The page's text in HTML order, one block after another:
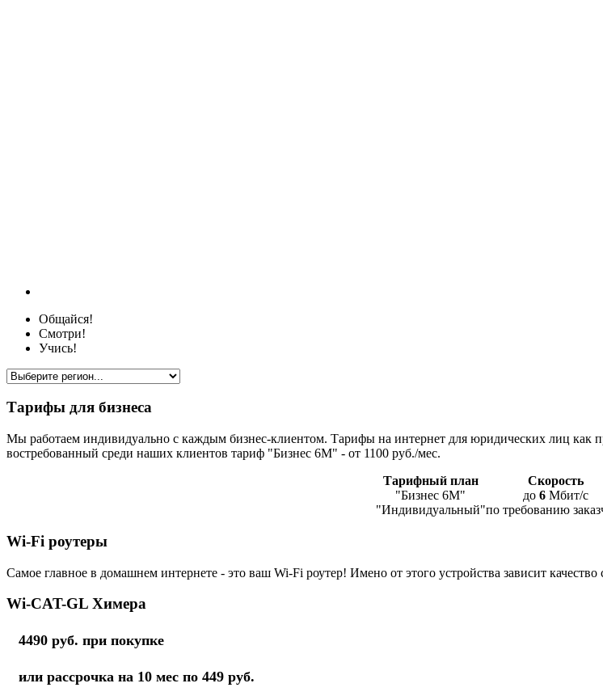
Общайся!
Смотри!
Учись!
Тарифы для бизнеса
Мы работаем индивидуально с каждым бизнес-клиентом. Тарифы на интернет для юридических лиц
востребованный среди наших клиентов тариф "Бизнес 6М" - от 1100 руб./мес.
Тарифный план
Скорость
"Бизнес 6М"
до 6 Мбит/с
"Индивидуальный"по требованию
Wi-Fi роутеры
Самое главное в домашнем интернете - это ваш Wi-Fi роутер! Имено от этого устройства зависит
Wi-CAT-GL Химера
4490 руб. при покупке
или рассрочка на 10 мес по 449 руб.